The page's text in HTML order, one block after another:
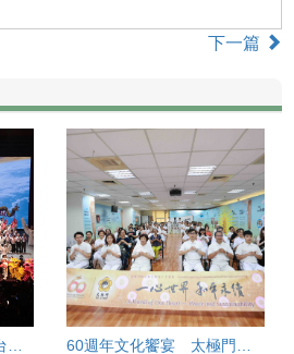
下一篇